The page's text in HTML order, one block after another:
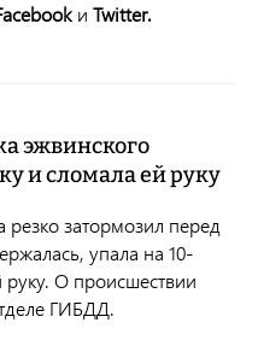
и Twitter.
эжвинского
и сломала ей руку
резко затормозил перед
упала на 10-
О происшествии
ГИБДД.